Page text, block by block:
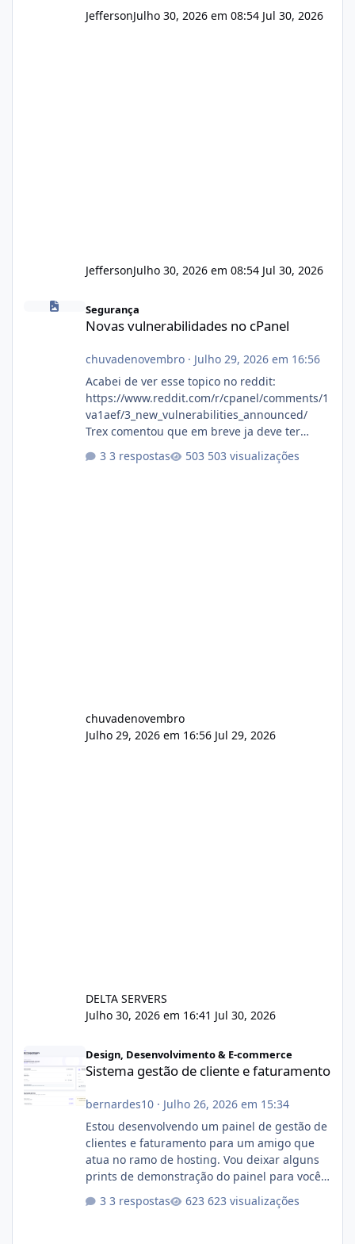
JeffersonJulho 30, 2026 em 08:54 Jul 30, 2026
JeffersonJulho 30, 2026 em 08:54 Jul 30, 2026
Segurança
Novas vulnerabilidades no cPanel
chuvadenovembro· Julho 29, 2026 em 16:56
Acabei de ver esse topico no reddit:
https://www.reddit.com/r/cpanel/comments/1
va1aef/3_new_vulnerabilities_announced/
Trex comentou que em breve ja deve ter
3 respostas 503 visualizações
chuvadenovembro
Julho 29, 2026 em 16:56 Jul 29, 2026
DELTA SERVERS
Julho 30, 2026 em 16:41 Jul 30, 2026
Design, Desenvolvimento & E-commerce
Sistema gestão de cliente e faturamento
bernardes10· Julho 26, 2026 em 15:34
Estou desenvolvendo um painel de gestão de
clientes e faturamento para um amigo que
atua no ramo de hosting. Vou deixar alguns
prints de demonstração do painel para vocês
darem a opinião de vocês. O sistema já está
com cerca de 80% concluído e conta com
3 respostas 623 visualizações